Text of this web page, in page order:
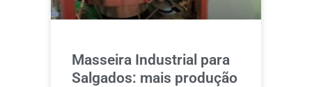
Masseira Industrial para
Salgados: mais produção